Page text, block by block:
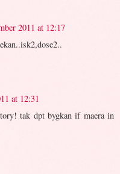
2011 at 12:17
at 12:31
tak dpt bygkan if maera in